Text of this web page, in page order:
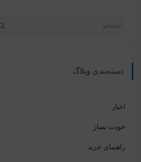
دسته‌بندی وبلاگ
اخبار
خودت بساز
راهنمای خرید